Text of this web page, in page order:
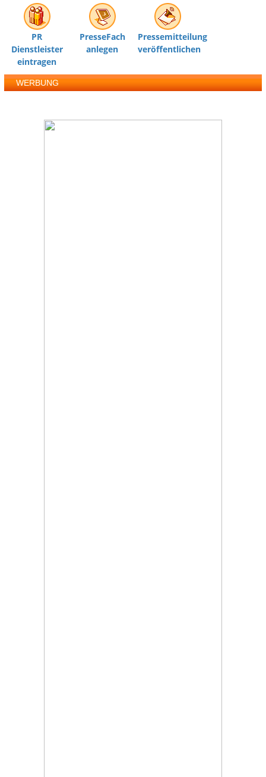
PR
Dienstleister
eintragen
PresseFach
anlegen
Pressemitteilung
veröffentlichen
WERBUNG